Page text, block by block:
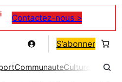
Contactez-nous >
S’abonner
CommunauteCulture